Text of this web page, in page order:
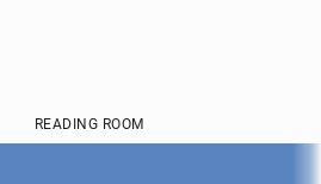
READING ROOM